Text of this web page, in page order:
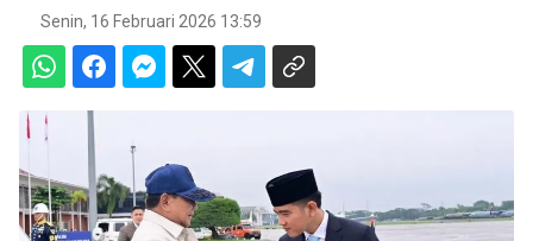
Senin, 16 Februari 2026 13:59